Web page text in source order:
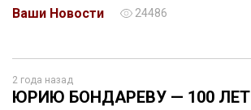
Ваши Новости 24486
2 года назад
ЮРИЮ БОНДАРЕВУ — 100 ЛЕТ